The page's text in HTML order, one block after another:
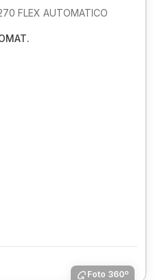
FLEX AUTOMATICO
Foto 360º